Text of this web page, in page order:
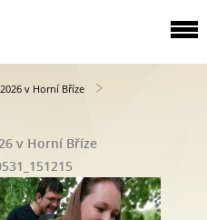
v Horní Bříze
v Horní Bříze